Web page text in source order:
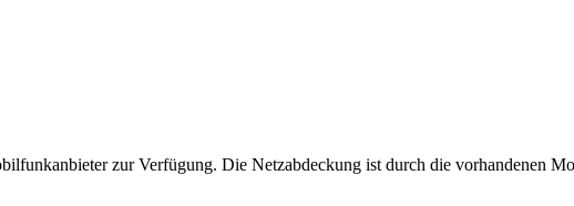
zur Verfügung. Die Netzabdeckung ist durch die vorhandenen